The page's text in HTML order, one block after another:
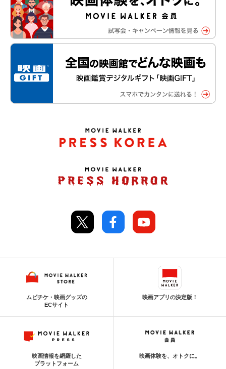
ムビチケ・映画グッズの
ECサイト
映画アプリの決定版！
映画情報を網羅した
プラットフォーム
映画体験を、オトクに。